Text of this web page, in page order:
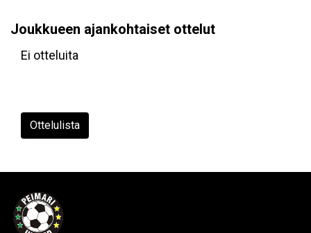
Joukkueen ajankohtaiset ottelut
Ei otteluita
Ottelulista